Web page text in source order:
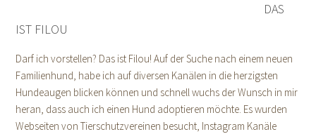
DAS
IST FILOU
Darf ich vorstellen? Das ist Filou! Auf der Suche nach einem neuen
Familienhund, habe ich auf diversen Kanälen in die herzigsten
Hundeaugen blicken können und schnell wuchs der Wunsch in mir
heran, dass auch ich einen Hund adoptieren möchte. Es wurden
Webseiten von Tierschutzvereinen besucht, Instagram Kanäle